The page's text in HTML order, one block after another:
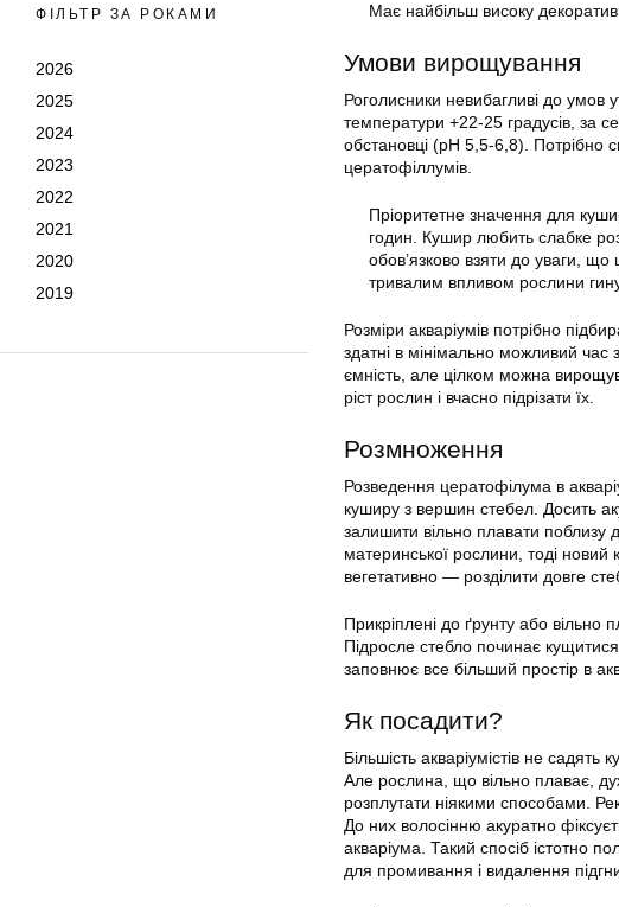
ФІЛЬТР ЗА РОКАМИ
2026
2025
2024
2023
2022
2021
2020
2019
Має найбільш високу
Умови вирощування
Роголисники невибагливі до умов
температури +22-25 градусів, за
обстановці (рН 5,5-6,8). Потрібно
цератофіллумів.
Пріоритетне значення для
годин. Кушир любить слабке
обов’язково взяти до уваги,
тривалим впливом рослини
Розміри акваріумів потрібно
здатні в мінімально можливий
ємність, але цілком можна
ріст рослин і вчасно підрізати їх.
Розмноження
Розведення цератофілума в
куширу з вершин стебел. Досить
залишити вільно плавати поблизу
материнської рослини, тоді
вегетативно — розділити довге
Прикріплені до ґрунту або вільно
Підросле стебло починає
заповнює все більший простір в
Як посадити?
Більшість акваріумістів не
Але рослина, що вільно плаває,
розплутати ніякими способами.
До них волосінню акуратно
акваріума. Такий спосіб істотно
для промивання і видалення